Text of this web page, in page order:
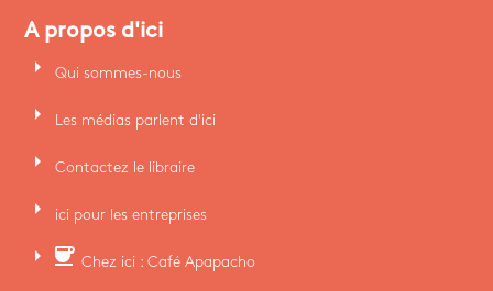
A propos d'ici
arrow_right Qui sommes-nous
arrow_right Les médias parlent d'ici
arrow_right Contactez le libraire
arrow_right ici pour les entreprises
arrow_right coffee Chez ici : Café Apapacho